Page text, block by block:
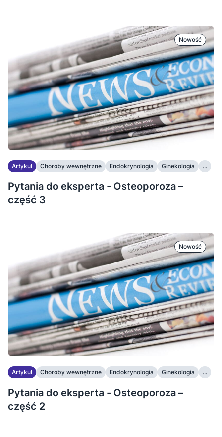
Nowość
Artykuł Choroby wewnętrzne Endokrynologia Ginekologia ...
Pytania do eksperta - Osteoporoza –
część 3
Nowość
Artykuł Choroby wewnętrzne Endokrynologia Ginekologia ...
Pytania do eksperta - Osteoporoza –
część 2